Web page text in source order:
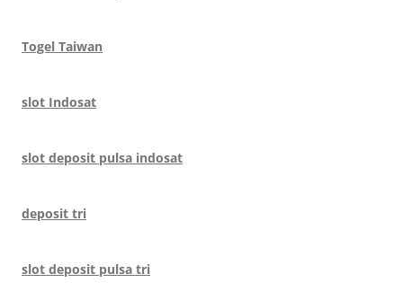
Togel Taiwan
slot Indosat
slot deposit pulsa indosat
deposit tri
slot deposit pulsa tri